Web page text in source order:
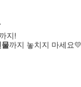
지!
까지 놓치지 마세요💛